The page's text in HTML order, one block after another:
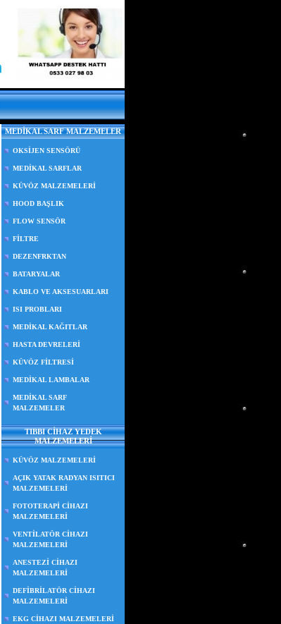
MEDİKAL SARF MALZEMELER
OKSİJEN SENSÖRÜ
MEDİKAL SARFLAR
KÜVÖZ MALZEMELERİ
HOOD BAŞLIK
FLOW SENSÖR
FİLTRE
DEZENFRKTAN
BATARYALAR
KABLO VE AKSESUARLARI
ISI PROBLARI
MEDİKAL KAĞITLAR
HASTA DEVRELERİ
KÜVÖZ FİLTRESİ
MEDİKAL LAMBALAR
MEDİKAL SARF
MALZEMELER
TIBBI CİHAZ YEDEK
MALZEMELERİ
KÜVÖZ MALZEMELERİ
AÇIK YATAK RADYAN ISITICI
MALZEMELERİ
FOTOTERAPİ CİHAZI
MALZEMELERİ
VENTİLATÖR CİHAZI
MALZEMELERİ
ANESTEZİ CİHAZI
MALZEMELERİ
DEFİBRİLATÖR CİHAZI
MALZEMELERİ
EKG CİHAZI MALZEMELERİ